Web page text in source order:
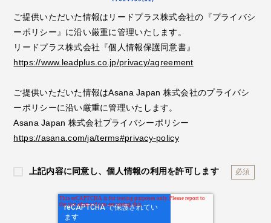
ご提供いただいた情報はリードプラス株式会社の『プライバシ
ーポリシー』に沿い厳重に管理いたします。
リードプラス株式会社『個人情報保護同意書』
https://www.leadplus.co.jp/privacy/agreement
ご提供いただいた情報はAsana Japan 株式会社のプライバシ
ーポリシーに沿い厳重に管理いたします。
Asana Japan 株式会社プライバシーポリシー
https://asana.com/ja/terms#privacy-policy
上記内容に同意し、個人情報の利用を許可します